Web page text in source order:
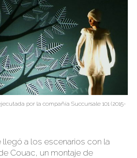
por la compañía Succursale 101 (2015-
llegó a los escenarios con la
Couac, un montaje de